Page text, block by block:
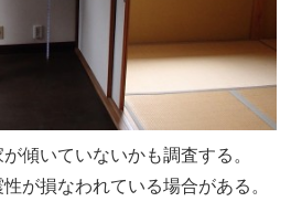
傾いていないかも調査する。
が損なわれている場合がある。